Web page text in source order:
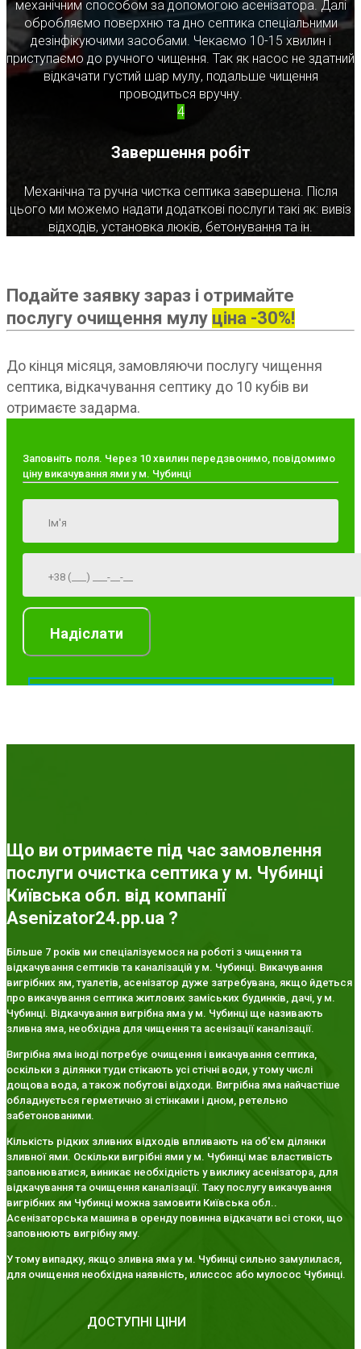
механічним способом за допомогою асенізатора. Далі
обробляємо поверхню та дно септика спеціальними
дезінфікуючими засобами. Чекаємо 10-15 хвилин і
приступаємо до ручного чищення. Так як насос не здатний
відкачати густий шар мулу, подальше чищення
проводиться вручну.
4
Завершення робіт
Механічна та ручна чистка септика завершена. Після
цього ми можемо надати додаткові послуги такі як: вивіз
відходів, установка люків, бетонування та ін.
Подайте заявку зараз і отримайте
послугу очищення мулу ціна -30%!
До кінця місяця, замовляючи послугу чищення
септика, відкачування септику до 10 кубів ви
отримаєте задарма.
Заповніть поля. Через 10 хвилин передзвонимо, повідомимо
ціну викачування ями у м. Чубинці
Що ви отримаєте під час замовлення
послуги очистка септика у м. Чубинці
Київська обл. від компанії
Asenizator24.pp.ua ?
Більше 7 років ми спеціалізуємося на роботі з чищення та
відкачування септиків та каналізацій у м. Чубинці. Викачування
вигрібних ям, туалетів, асенізатор дуже затребувана, якщо йдеться
про викачування септика житлових заміських будинків, дачі, у м.
Чубинці. Відкачування вигрібна яма у м. Чубинці ще називають
зливна яма, необхідна для чищення та асенізації каналізації.
Вигрібна яма іноді потребує очищення і викачування септика,
оскільки з ділянки туди стікають усі стічні води, у тому числі
дощова вода, а також побутові відходи. Вигрібна яма найчастіше
обладнується герметично зі стінками і дном, ретельно
забетонованими.
Кількість рідких зливних відходів впливають на об'єм ділянки
зливної ями. Оскільки вигрібні ями у м. Чубинці має властивість
заповнюватися, виникає необхідність у виклику асенізатора, для
відкачування та очищення каналізації. Таку послугу викачування
вигрібних ям Чубинці можна замовити Київська обл..
Асенізаторська машина в оренду повинна відкачати всі стоки, що
заповнюють вигрібну яму.
У тому випадку, якщо зливна яма у м. Чубинці сильно замулилася,
для очищення необхідна наявність, илиссос або мулосос Чубинці.
ДОСТУПНІ ЦІНИ